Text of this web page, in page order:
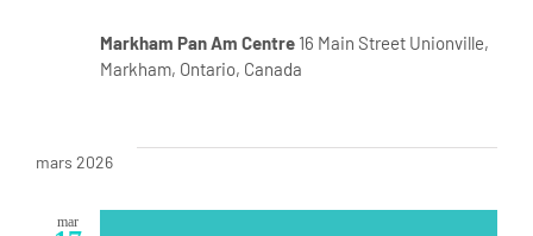
Markham Pan Am Centre 16 Main Street Unionville,
Markham, Ontario, Canada
mars 2026
mar